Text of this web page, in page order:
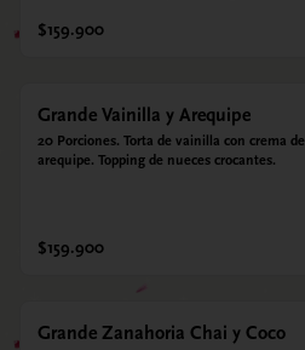
$159.900
Grande Vainilla y Arequipe
20 Porciones. Torta de vainilla con crema de
arequipe. Topping de nueces crocantes.
$159.900
Grande Zanahoria Chai y Coco